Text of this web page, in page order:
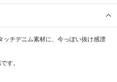
ッチデニム素材に、今っぽい抜け感漂
す。